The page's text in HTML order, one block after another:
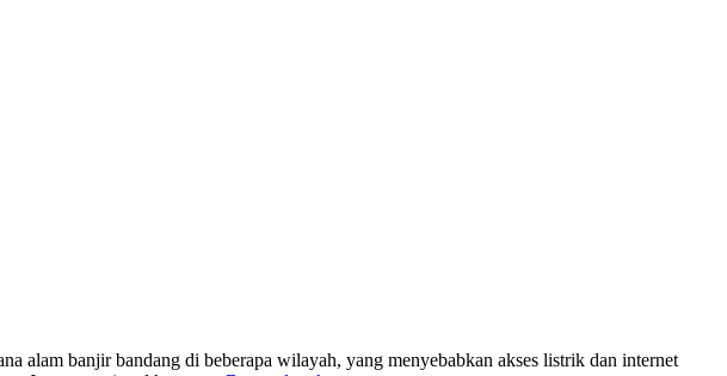
alam banjir bandang di beberapa wilayah, yang menyebabkan akses listrik dan internet